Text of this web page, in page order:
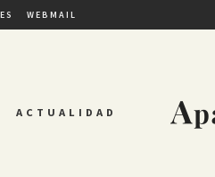
WEBMAIL
ACTUALIDAD